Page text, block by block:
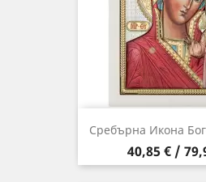
Сребърна Икона
Цена
40,85 € /